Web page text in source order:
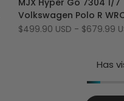
la
lista
de
a
comparar
MJX Hyper Go 7304 1/7
Volkswagen Polo R
Official Licensed 4S
Precio
$499.90 USD - $679.99
Has